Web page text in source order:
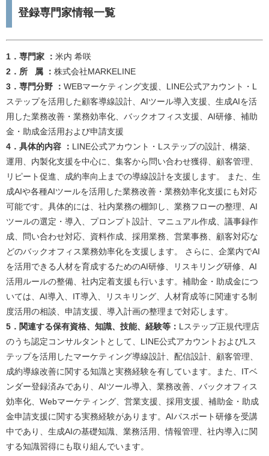
登録専門家情報一覧​
1．専門家 ： 米内 希咲​
2．所 属 ： 株式会社MARKELINE​​​
3．専門分野 ： WEBマーケティング支援、LINE公式アカウント・L
ステップを活用した顧客導線設計、AIツール導入支援、生成AIを活
用した業務改善・業務効率化、バックオフィス支援、AI研修、補助
金・助成金活用および申請支援​
4．具体的内容 ： LINE公式アカウント・Lステップの設計、構築、
運用、内製化支援を中心に、集客から問い合わせ獲得、顧客管理、
リピート促進、成約率向上までの導線設計を支援します。 また、生
成AIや各種AIツールを活用した業務改善・業務効率化支援にも対応
可能です。具体的には、社内業務の棚卸し、業務フローの整理、AI
ツールの選定・導入、プロンプト設計、マニュアル作成、議事録作
成、問い合わせ対応、資料作成、採用業務、営業事務、顧客対応な
どのバックオフィス業務効率化を支援します。 さらに、企業内でAI
を活用できる人材を育成するためのAI研修、リスキリング研修、AI
活用ルールの整備、社内定着支援も行います。補助金・助成金につ
いては、AI導入、IT導入、リスキリング、人材育成等に関連する制
度活用の相談、申請支援、導入計画の整理まで対応します。​
5．関連する保有資格、知識、技能、経験等： Lステップ正規代理店
のうち認定コンサルタントとして、LINE公式アカウントおよびLス
テップを活用したマーケティング導線設計、配信設計、顧客管理、
成約導線改善に関する知識と実務経験を有しています。また、ITベ
ンダー登録済みであり、AIツール導入、業務改善、バックオフィス
効率化、Webマーケティング、営業支援、採用支援、補助金・助成
金申請支援に関する実務経験があります。AIパスポート研修を受講
中であり、生成AIの基礎知識、業務活用、情報管理、社内導入に関
する知識習得にも取り組んでいます。​